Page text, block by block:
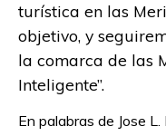
turística en las
objetivo, y
la comarca de las
Inteligente”.
En palabras de Jose